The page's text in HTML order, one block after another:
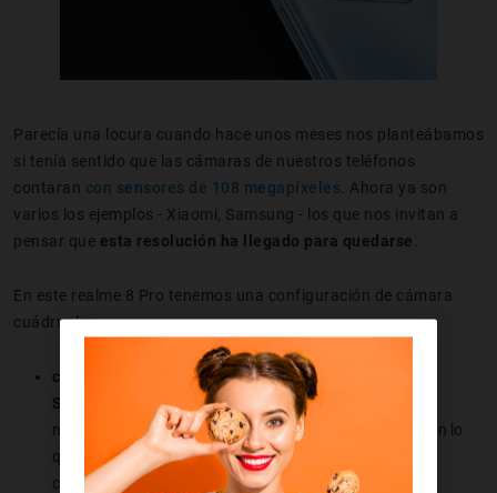
Parecía una locura cuando hace unos meses nos planteábamos
si tenía sentido que las cámaras de nuestros teléfonos
contaran con sensores de 108 megapíxeles . Ahora ya son
varios los ejemplos - Xiaomi, Samsung - los que nos invitan a
pensar que esta resolución ha llegado para quedarse
En este realme 8 Pro tenemos una configuración de cámara
cuádruple:
cámara principal de 108 megapíxeles diseñada por
Samsung
, para poder crear contenidos de un tamaño
manejable se hace una combinación de píxeles (9 a 1) con lo
que además se consigue tomar fotos con más detalle y
colorido